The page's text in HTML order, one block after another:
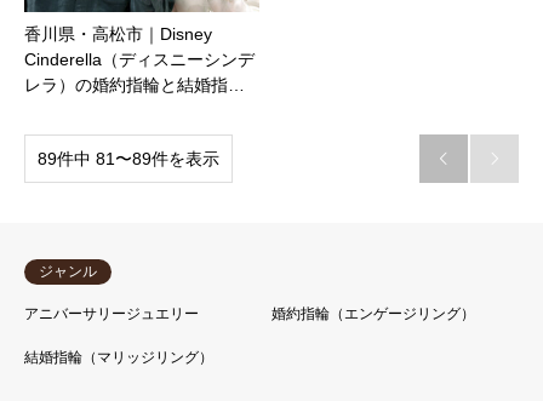
香川県・高松市｜Disney
Cinderella（ディスニーシンデ
レラ）の婚約指輪と結婚指…
89件中 81〜89件を表示  
ジャンル
アニバーサリージュエリー 婚約指輪（エンゲージリング）
結婚指輪（マリッジリング）